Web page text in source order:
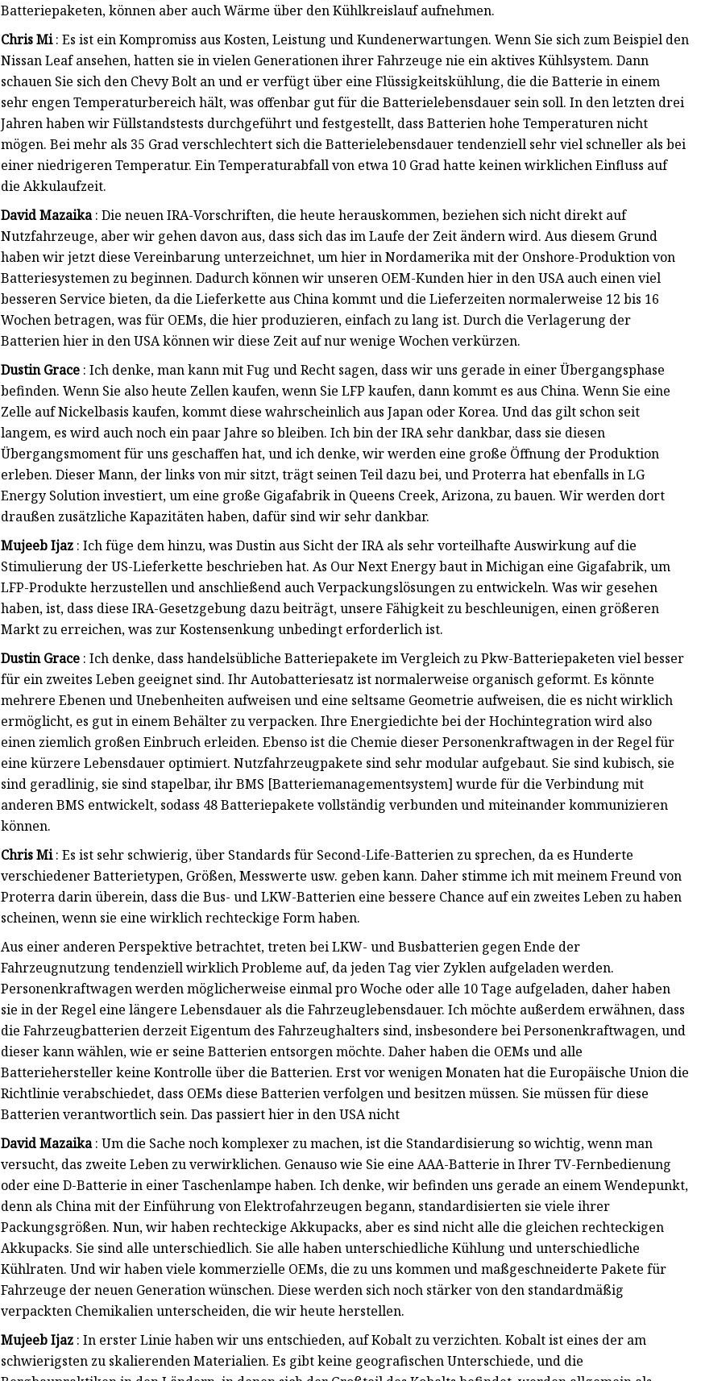
Batteriepaketen, können aber auch Wärme über den Kühlkreislauf aufnehmen.
Chris Mi: Es ist ein Kompromiss aus Kosten, Leistung und Kundenerwartungen. Wenn Sie sich zum Beispiel den
Nissan Leaf ansehen, hatten sie in vielen Generationen ihrer Fahrzeuge nie ein aktives Kühlsystem. Dann
schauen Sie sich den Chevy Bolt an und er verfügt über eine Flüssigkeitskühlung, die die Batterie in einem
sehr engen Temperaturbereich hält, was offenbar gut für die Batterielebensdauer sein soll. In den letzten drei
Jahren haben wir Füllstandstests durchgeführt und festgestellt, dass Batterien hohe Temperaturen nicht
mögen. Bei mehr als 35 Grad verschlechtert sich die Batterielebensdauer tendenziell sehr viel schneller als bei
einer niedrigeren Temperatur. Ein Temperaturabfall von etwa 10 Grad hatte keinen wirklichen Einfluss auf
die Akkulaufzeit.
David Mazaika: Die neuen IRA-Vorschriften, die heute herauskommen, beziehen sich nicht direkt auf
Nutzfahrzeuge, aber wir gehen davon aus, dass sich das im Laufe der Zeit ändern wird. Aus diesem Grund
haben wir jetzt diese Vereinbarung unterzeichnet, um hier in Nordamerika mit der Onshore-Produktion von
Batteriesystemen zu beginnen. Dadurch können wir unseren OEM-Kunden hier in den USA auch einen viel
besseren Service bieten, da die Lieferkette aus China kommt und die Lieferzeiten normalerweise 12 bis 16
Wochen betragen, was für OEMs, die hier produzieren, einfach zu lang ist. Durch die Verlagerung der
Batterien hier in den USA können wir diese Zeit auf nur wenige Wochen verkürzen.
Dustin Grace : Ich denke, man kann mit Fug und Recht sagen, dass wir uns gerade in einer Übergangsphase
befinden. Wenn Sie also heute Zellen kaufen, wenn Sie LFP kaufen, dann kommt es aus China. Wenn Sie eine
Zelle auf Nickelbasis kaufen, kommt diese wahrscheinlich aus Japan oder Korea. Und das gilt schon seit
langem, es wird auch noch ein paar Jahre so bleiben. Ich bin der IRA sehr dankbar, dass sie diesen
Übergangsmoment für uns geschaffen hat, und ich denke, wir werden eine große Öffnung der Produktion
erleben. Dieser Mann, der links von mir sitzt, trägt seinen Teil dazu bei, und Proterra hat ebenfalls in LG
Energy Solution investiert, um eine große Gigafabrik in Queens Creek, Arizona, zu bauen. Wir werden dort
draußen zusätzliche Kapazitäten haben, dafür sind wir sehr dankbar.
Mujeeb Ijaz : Ich füge dem hinzu, was Dustin aus Sicht der IRA als sehr vorteilhafte Auswirkung auf die
Stimulierung der US-Lieferkette beschrieben hat. As Our Next Energy baut in Michigan eine Gigafabrik, um
LFP-Produkte herzustellen und anschließend auch Verpackungslösungen zu entwickeln. Was wir gesehen
haben, ist, dass diese IRA-Gesetzgebung dazu beiträgt, unsere Fähigkeit zu beschleunigen, einen größeren
Markt zu erreichen, was zur Kostensenkung unbedingt erforderlich ist.
Dustin Grace : Ich denke, dass handelsübliche Batteriepakete im Vergleich zu Pkw-Batteriepaketen viel besser
für ein zweites Leben geeignet sind. Ihr Autobatteriesatz ist normalerweise organisch geformt. Es könnte
mehrere Ebenen und Unebenheiten aufweisen und eine seltsame Geometrie aufweisen, die es nicht wirklich
ermöglicht, es gut in einem Behälter zu verpacken. Ihre Energiedichte bei der Hochintegration wird also
einen ziemlich großen Einbruch erleiden. Ebenso ist die Chemie dieser Personenkraftwagen in der Regel für
eine kürzere Lebensdauer optimiert. Nutzfahrzeugpakete sind sehr modular aufgebaut. Sie sind kubisch, sie
sind geradlinig, sie sind stapelbar, ihr BMS [Batteriemanagementsystem] wurde für die Verbindung mit
anderen BMS entwickelt, sodass 48 Batteriepakete vollständig verbunden und miteinander kommunizieren
können.
Chris Mi: Es ist sehr schwierig, über Standards für Second-Life-Batterien zu sprechen, da es Hunderte
verschiedener Batterietypen, Größen, Messwerte usw. geben kann. Daher stimme ich mit meinem Freund von
Proterra darin überein, dass die Bus- und LKW-Batterien eine bessere Chance auf ein zweites Leben zu haben
scheinen, wenn sie eine wirklich rechteckige Form haben.
Aus einer anderen Perspektive betrachtet, treten bei LKW- und Busbatterien gegen Ende der
Fahrzeugnutzung tendenziell wirklich Probleme auf, da jeden Tag vier Zyklen aufgeladen werden.
Personenkraftwagen werden möglicherweise einmal pro Woche oder alle 10 Tage aufgeladen, daher haben
sie in der Regel eine längere Lebensdauer als die Fahrzeuglebensdauer. Ich möchte außerdem erwähnen, dass
die Fahrzeugbatterien derzeit Eigentum des Fahrzeughalters sind, insbesondere bei Personenkraftwagen, und
dieser kann wählen, wie er seine Batterien entsorgen möchte. Daher haben die OEMs und alle
Batteriehersteller keine Kontrolle über die Batterien. Erst vor wenigen Monaten hat die Europäische Union die
Richtlinie verabschiedet, dass OEMs diese Batterien verfolgen und besitzen müssen. Sie müssen für diese
Batterien verantwortlich sein. Das passiert hier in den USA nicht
David Mazaika: Um die Sache noch komplexer zu machen, ist die Standardisierung so wichtig, wenn man
versucht, das zweite Leben zu verwirklichen. Genauso wie Sie eine AAA-Batterie in Ihrer TV-Fernbedienung
oder eine D-Batterie in einer Taschenlampe haben. Ich denke, wir befinden uns gerade an einem Wendepunkt,
denn als China mit der Einführung von Elektrofahrzeugen begann, standardisierten sie viele ihrer
Packungsgrößen. Nun, wir haben rechteckige Akkupacks, aber es sind nicht alle die gleichen rechteckigen
Akkupacks. Sie sind alle unterschiedlich. Sie alle haben unterschiedliche Kühlung und unterschiedliche
Kühlraten. Und wir haben viele kommerzielle OEMs, die zu uns kommen und maßgeschneiderte Pakete für
Fahrzeuge der neuen Generation wünschen. Diese werden sich noch stärker von den standardmäßig
verpackten Chemikalien unterscheiden, die wir heute herstellen.
Mujeeb Ijaz : In erster Linie haben wir uns entschieden, auf Kobalt zu verzichten. Kobalt ist eines der am
schwierigsten zu skalierenden Materialien. Es gibt keine geografischen Unterschiede, und die